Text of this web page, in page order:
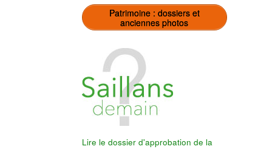
Patrimoine : dossiers et
anciennes photos
Lire le dossier d'approbation de la